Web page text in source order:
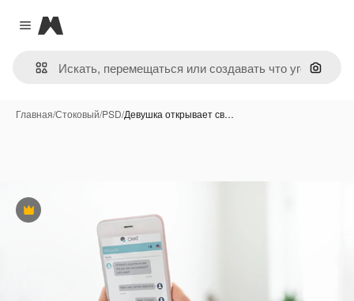
Close menu
Magnific
Поиск
Главная/Стоковый/PSD/Девушка открывает св…
Премиум